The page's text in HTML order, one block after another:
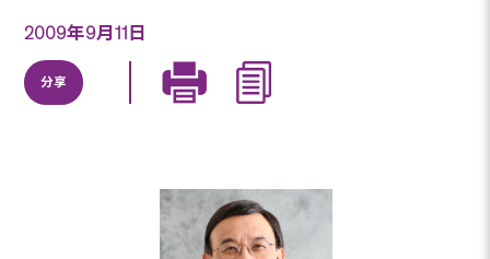
2009年9月11日
分享